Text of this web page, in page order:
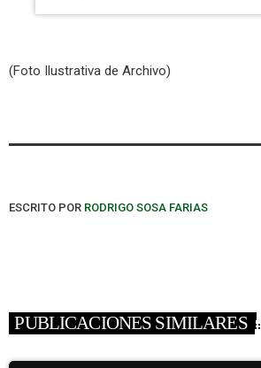
(Foto Ilustrativa de Archivo)
ESCRITO POR RODRIGO SOSA FARIAS
PUBLICACIONES SIMILARES